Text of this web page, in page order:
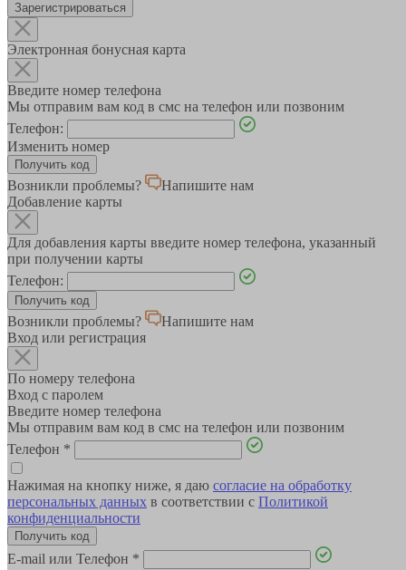
Зарегистрироваться
Электронная бонусная карта
Введите номер телефона
Мы отправим вам код в смс на телефон или позвоним
Телефон:
Изменить номер
Возникли проблемы?
Напишите нам
Добавление карты
Для добавления карты введите номер телефона, указанный
при получении карты
Телефон:
Возникли проблемы?
Напишите нам
Вход или регистрация
По номеру телефона
Вход с паролем
Введите номер телефона
Мы отправим вам код в смс на телефон или позвоним
Телефон *
Нажимая на кнопку ниже, я даю согласие на обработку
персональных данных в соответствии с Политикой
конфиденциальности
E-mail или Телефон *